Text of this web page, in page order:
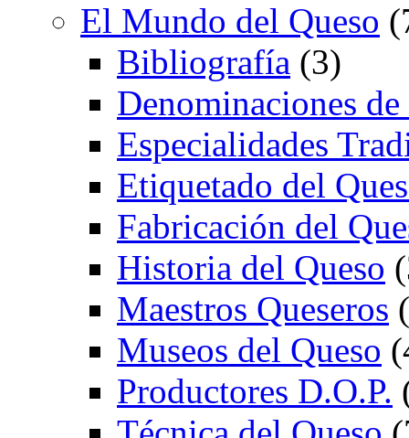
El Mundo del Queso
Bibliografía (3)
Denominaciones
Especialidades
Etiquetado del
Fabricación del
Historia del Queso
Maestros Queseros
Museos del Queso
Productores D.O.P.